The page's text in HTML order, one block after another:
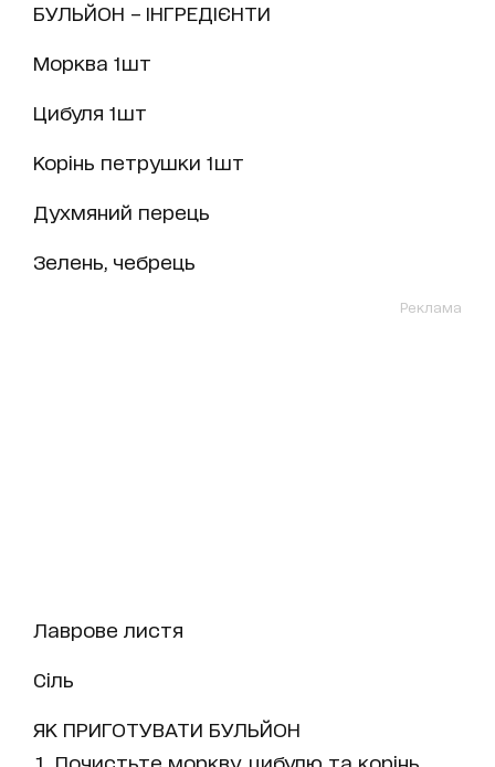
БУЛЬЙОН – ІНГРЕДІЄНТИ
Морква 1шт
Цибуля 1шт
Корінь петрушки 1шт
Духмяний перець
Зелень, чебрець
Реклама
Лаврове листя
Сіль
ЯК ПРИГОТУВАТИ БУЛЬЙОН
Почистьте моркву, цибулю та корінь